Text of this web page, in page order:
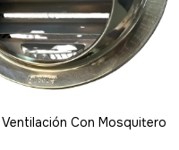
Ventilación Con Mosquitero